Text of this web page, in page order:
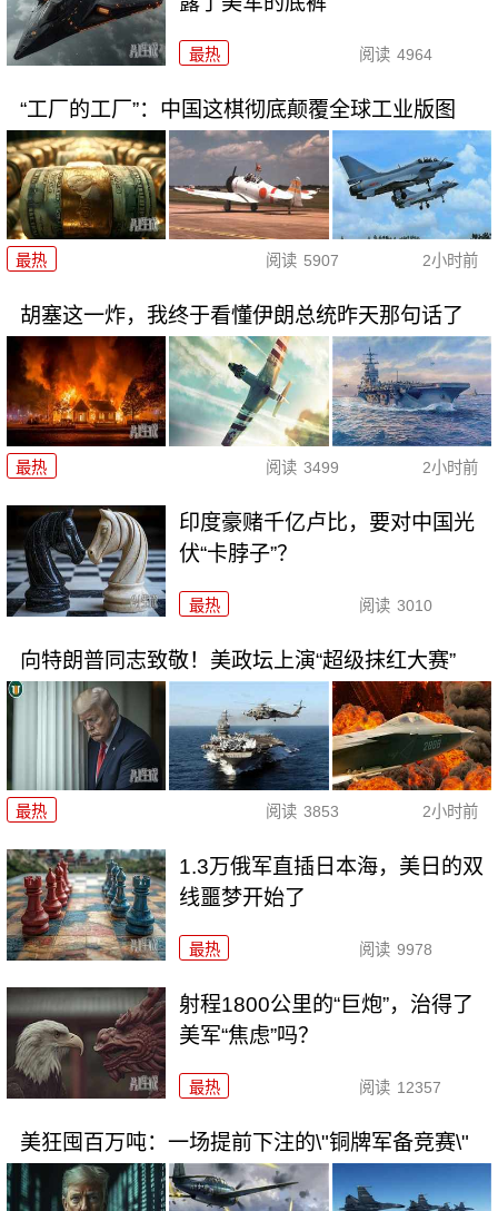
最热 阅读 4964
“工厂的工厂”：中国这棋彻底颠覆全球工业版图
最热 阅读 5907 2小时前
胡塞这一炸，我终于看懂伊朗总统昨天那句话了
最热 阅读 3499 2小时前
印度豪赌千亿卢比，要对中国光
伏“卡脖子”？
最热 阅读 3010
向特朗普同志致敬！美政坛上演“超级抹红大赛”
最热 阅读 3853 2小时前
1.3万俄军直插日本海，美日的双
线噩梦开始了
最热 阅读 9978
射程1800公里的“巨炮”，治得了
美军“焦虑”吗？
最热 阅读 12357
美狂囤百万吨：一场提前下注的\"铜牌军备竞赛\"